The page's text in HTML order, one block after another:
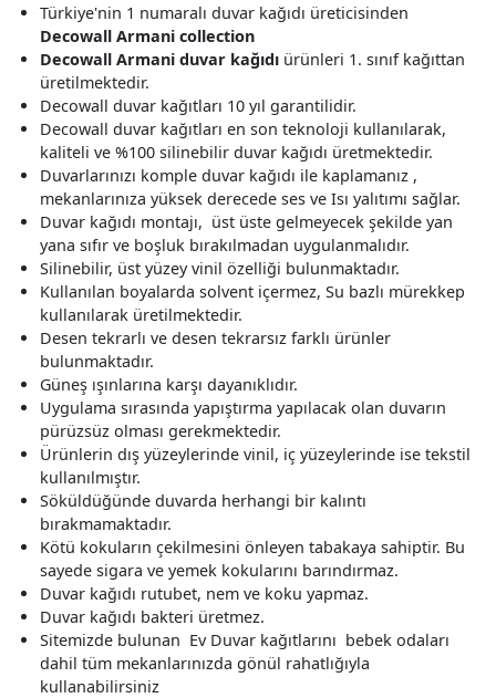
Türkiye'nin 1 numaralı duvar kağıdı üreticisinden
Decowall Armani collection
Decowall Armani duvar kağıdı ürünleri 1. sınıf kağıttan
üretilmektedir.
Decowall duvar kağıtları 10 yıl garantilidir.
Decowall duvar kağıtları en son teknoloji kullanılarak,
kaliteli ve %100 silinebilir duvar kağıdı üretmektedir.
Duvarlarınızı komple duvar kağıdı ile kaplamanız ,
mekanlarınıza yüksek derecede ses ve Isı yalıtımı sağlar.
Duvar kağıdı montajı, üst üste gelmeyecek şekilde yan
yana sıfır ve boşluk bırakılmadan uygulanmalıdır.
Silinebilir, üst yüzey vinil özelliği bulunmaktadır.
Kullanılan boyalarda solvent içermez, Su bazlı mürekkep
kullanılarak üretilmektedir.
Desen tekrarlı ve desen tekrarsız farklı ürünler
bulunmaktadır.
Güneş ışınlarına karşı dayanıklıdır.
Uygulama sırasında yapıştırma yapılacak olan duvarın
pürüzsüz olması gerekmektedir.
Ürünlerin dış yüzeylerinde vinil, iç yüzeylerinde ise tekstil
kullanılmıştır.
Söküldüğünde duvarda herhangi bir kalıntı
bırakmamaktadır.
Kötü kokuların çekilmesini önleyen tabakaya sahiptir. Bu
sayede sigara ve yemek kokularını barındırmaz.
Duvar kağıdı rutubet, nem ve koku yapmaz.
Duvar kağıdı bakteri üretmez.
Sitemizde bulunan Ev Duvar kağıtlarını bebek odaları
dahil tüm mekanlarınızda gönül rahatlığıyla
kullanabilirsiniz